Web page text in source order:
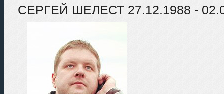
СЕРГЕЙ ШЕЛЕСТ 27.12.1988 -